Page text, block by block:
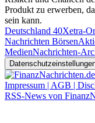
Produkt zu erwerben,
sein kann.
Deutschland 40Xetra-
Nachrichten Börsen
MedienNachrichten-
Impressum | AGB |
RSS-News von